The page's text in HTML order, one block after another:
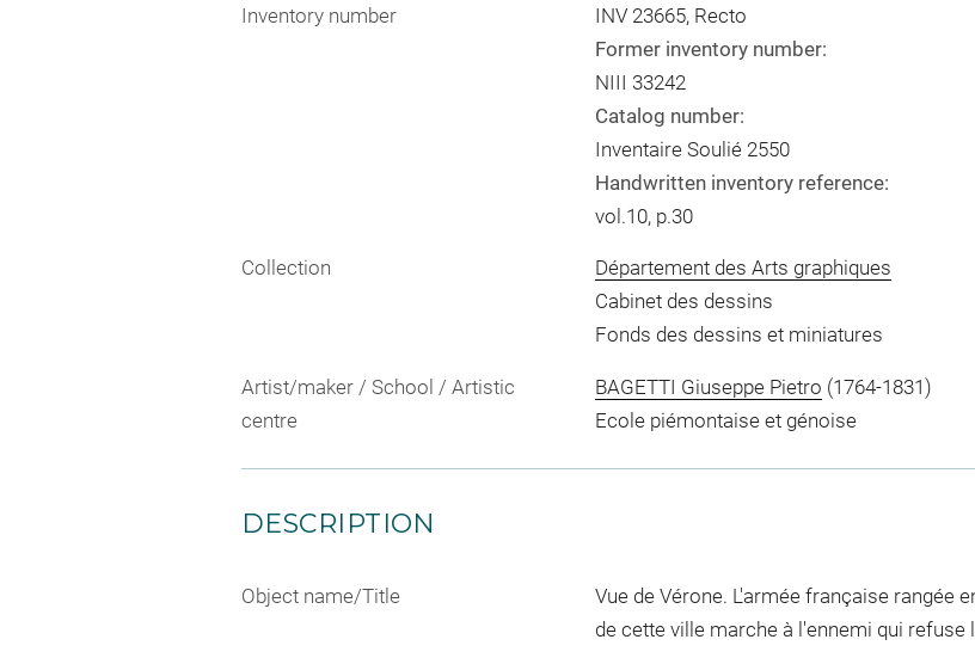
Inventory number
INV 23665, Recto
Former inventory number:
NIII 33242
Catalog number:
Inventaire Soulié 2550
Handwritten inventory reference:
vol.10, p.30
Collection
Département des Arts graphiques
Cabinet des dessins
Fonds des dessins et miniatures
Artist/maker / School / Artistic
centre
BAGETTI Giuseppe Pietro (1764-1831)
Ecole piémontaise et génoise
DESCRIPTION
Object name/Title
Vue de Vérone. L'armée française rangée
de cette ville marche à l'ennemi qui refuse